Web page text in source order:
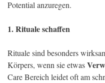
Potential anzuregen.
1. Rituale schaffen
Rituale sind besonders
Körpers, wenn sie etwas
Care Bereich leidet oft am